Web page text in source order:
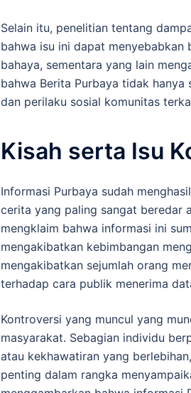
Selain itu, penelitian tentang
bahwa isu ini dapat menyebabkan
bahaya, sementara yang lain
bahwa Berita Purbaya tidak
dan perilaku sosial komunitas
Kisah serta Isu
Informasi Purbaya sudah
cerita yang paling sangat beredar
mengklaim bahwa informasi ini
mengakibatkan kebimbangan
mengakibatkan sejumlah orang
terhadap cara publik menerima
Kontroversi yang muncul yang
masyarakat. Sebagian individu
atau kekhawatiran yang
penting dalam rangka